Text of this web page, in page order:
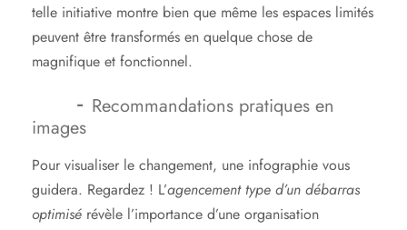
telle initiative montre bien que même les espaces limités
peuvent être transformés en quelque chose de
magnifique et fonctionnel.
Recommandations pratiques en
images
Pour visualiser le changement, une infographie vous
guidera. Regardez ! L’agencement type d’un débarras
optimisé révèle l’importance d’une organisation